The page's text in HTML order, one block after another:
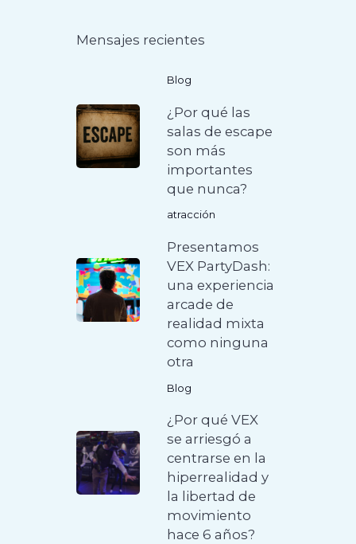
Mensajes recientes
Blog
¿Por qué las
salas de escape
son más
importantes
que nunca?
atracción
Presentamos
VEX PartyDash:
una experiencia
arcade de
realidad mixta
como ninguna
otra
Blog
¿Por qué VEX
se arriesgó a
centrarse en la
hiperrealidad y
la libertad de
movimiento
hace 6 años?